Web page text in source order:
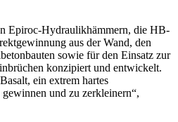
Epiroc-Hydraulikhämmern, die HB-
aus der Wand, den
sowie für den Einsatz zur
konzipiert und entwickelt.
ein extrem hartes
und zu zerkleinern“,